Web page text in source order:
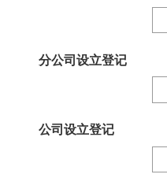
分公司设立登记
公司设立登记